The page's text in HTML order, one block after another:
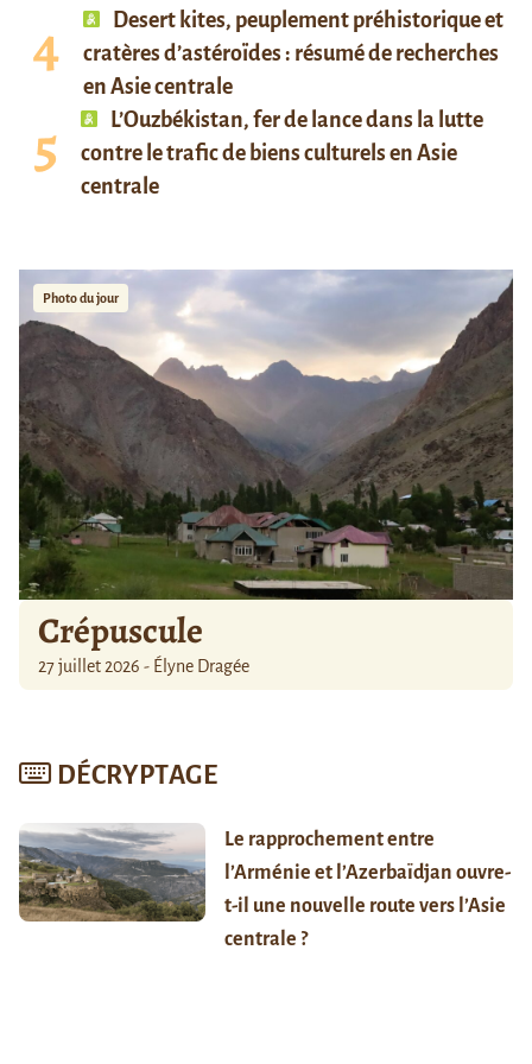
Desert kites, peuplement préhistorique et
cratères d’astéroïdes : résumé de recherches
en Asie centrale
L’Ouzbékistan, fer de lance dans la lutte
contre le trafic de biens culturels en Asie
centrale
Photo du jour
Crépuscule
27 juillet 2026 - Élyne Dragée
DÉCRYPTAGE
Le rapprochement entre
l’Arménie et l’Azerbaïdjan ouvre-
t-il une nouvelle route vers l’Asie
centrale ?